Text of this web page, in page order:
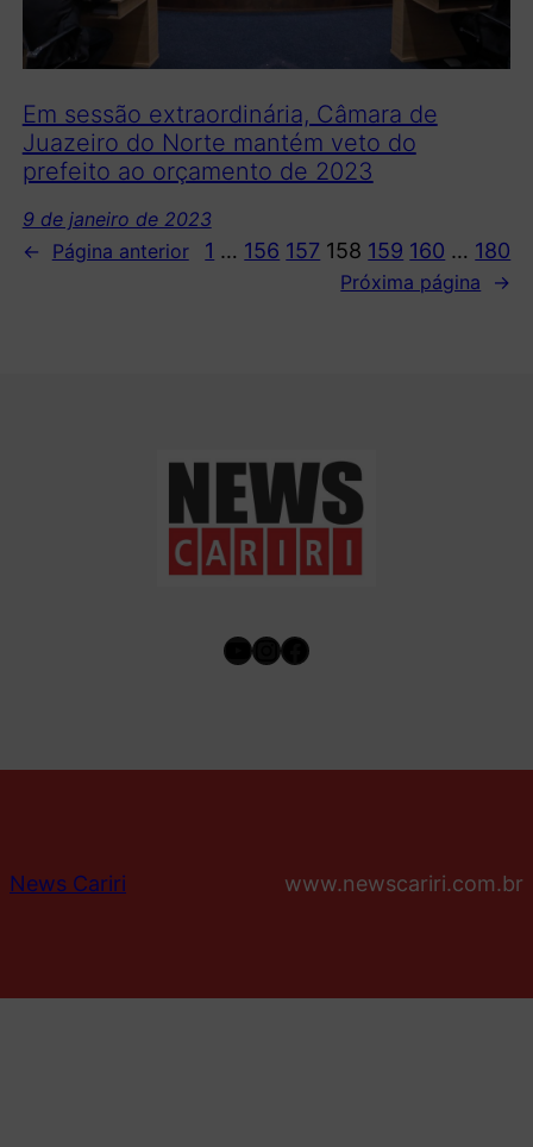
Em sessão extraordinária, Câmara de
Juazeiro do Norte mantém veto do
prefeito ao orçamento de 2023
9 de janeiro de 2023
←
Página anterior 1 … 156 157 158 159 160 … 180
Próxima página →
Youtube
Instagram
Facebook
News Cariri www.newscariri.com.br